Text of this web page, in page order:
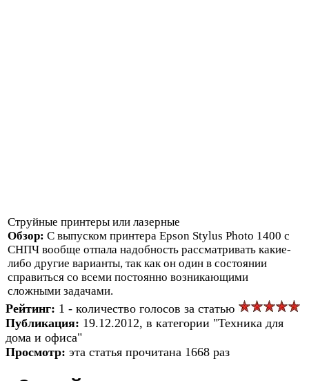
Струйные принтеры или лазерные
Обзор: С выпуском принтера Epson Stylus Photo 1400 с
СНПЧ вообще отпала надобность рассматривать какие-
либо другие варианты, так как он один в состоянии
справиться со всеми постоянно возникающими
сложными задачами.
Рейтинг: 1 - количество голосов за статью
Публикация: 19.12.2012, в категории "Техника для
дома и офиса"
Просмотр: эта статья прочитана 1668 раз